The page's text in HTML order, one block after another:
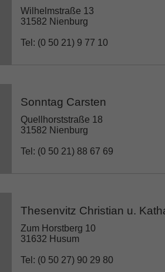
Wilhelmstraße 13
31582 Nienburg
Tel: (0 50 21) 9 77 10
Sonntag Carsten
Quellhorststraße 18
31582 Nienburg
Tel: (0 50 21) 88 67 69
Thesenvitz Christian u.
Zum Horstberg 10
31632 Husum
Tel: (0 50 27) 90 29 80